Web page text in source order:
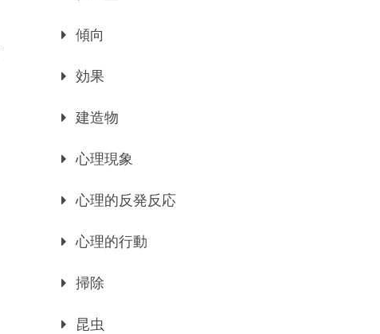
傾向
効果
建造物
心理現象
心理的反発反応
心理的行動
掃除
昆虫